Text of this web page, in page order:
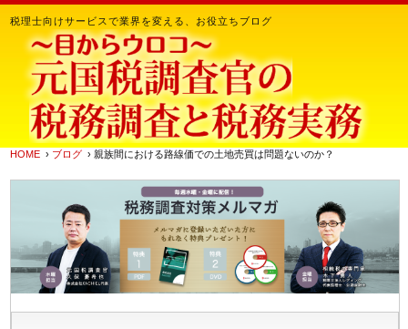
税理士向けサービスで業界を変える、お役立ちブログ
HOME › ブログ › 親族間における路線価での土地売買は問題ないのか？